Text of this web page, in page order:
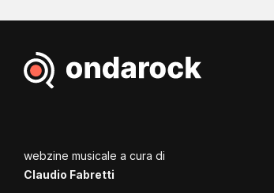
webzine musicale a cura di
Claudio Fabretti